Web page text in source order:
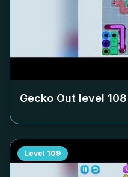
Gecko Out level 108
Level 109